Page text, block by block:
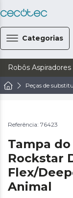
Categorias
Robôs Aspiradores
Peças de
Referência: 76423
Tampa
Rockstar
Flex/
Animal